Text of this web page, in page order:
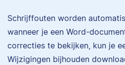
Schrijffouten worden
wanneer je een Word-
correcties te bekijken, kun je
Wijzigingen bijhouden